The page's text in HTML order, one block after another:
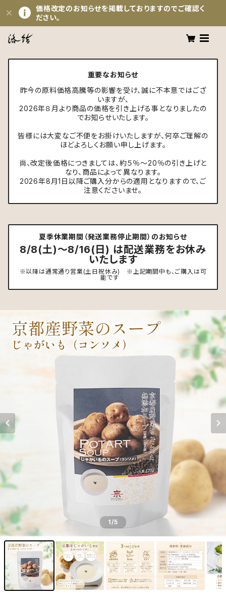
価格改定のお知らせを掲載しておりますのでご確認く
ださい。
重要なお知らせ
昨今の原料価格高騰等の影響を受け、誠に不本意ではござ
いますが、
2026年８月より商品の価格を引き上げる事となりましたの
でお知らせいたします。
皆様には大変なご不便をお掛けいたしますが、何卒ご理解の
ほどよろしくお願い申し上げます。
尚、改定後価格につきましては、約５％～20％の引き上げと
なり、商品によって異なります。
2026年8月1日以降ご購入分からの適用となりますので、ご
注意くださいませ。
夏季休業期間（発送業務停止期間）のお知らせ
8/8(土)～8/16(日) は配送業務をお休み
いたします
※以降は通常通り営業(土日祝休み) ※上記期間中も、ご購入は可
能です
1/5